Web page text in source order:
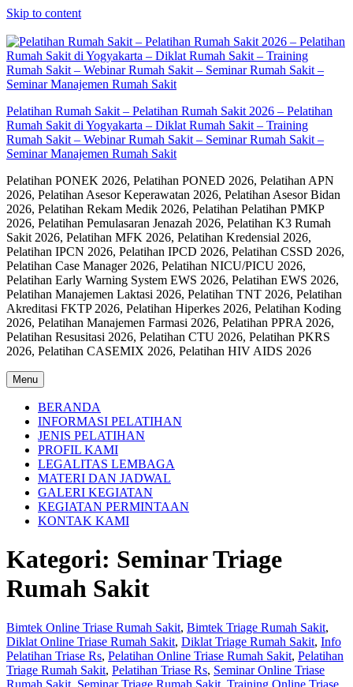
Skip to content
Pelatihan Rumah Sakit – Pelatihan Rumah Sakit 2026 – Pelatihan
Rumah Sakit di Yogyakarta – Diklat Rumah Sakit – Training
Rumah Sakit – Webinar Rumah Sakit – Seminar Rumah Sakit –
Seminar Manajemen Rumah Sakit
Pelatihan PONEK 2026, Pelatihan PONED 2026, Pelatihan APN
2026, Pelatihan Asesor Keperawatan 2026, Pelatihan Asesor Bidan
2026, Pelatihan Rekam Medik 2026, Pelatihan Pelatihan PMKP
2026, Pelatihan Pemulasaran Jenazah 2026, Pelatihan K3 Rumah
Sakit 2026, Pelatihan MFK 2026, Pelatihan Kredensial 2026,
Pelatihan IPCN 2026, Pelatihan IPCD 2026, Pelatihan CSSD 2026,
Pelatihan Case Manager 2026, Pelatihan NICU/PICU 2026,
Pelatihan Early Warning System EWS 2026, Pelatihan EWS 2026,
Pelatihan Manajemen Laktasi 2026, Pelatihan TNT 2026, Pelatihan
Akreditasi FKTP 2026, Pelatihan Hiperkes 2026, Pelatihan Koding
2026, Pelatihan Manajemen Farmasi 2026, Pelatihan PPRA 2026,
Pelatihan Resusitasi 2026, Pelatihan CTU 2026, Pelatihan PKRS
2026, Pelatihan CASEMIX 2026, Pelatihan HIV AIDS 2026
Menu
BERANDA
INFORMASI PELATIHAN
JENIS PELATIHAN
PROFIL KAMI
LEGALITAS LEMBAGA
MATERI DAN JADWAL
GALERI KEGIATAN
KEGIATAN PERMINTAAN
KONTAK KAMI
Kategori: Seminar Triage
Rumah Sakit
Bimtek Online Triase Rumah Sakit, Bimtek Triage Rumah Sakit,
Diklat Online Triase Rumah Sakit, Diklat Triage Rumah Sakit, Info
Pelatihan Triase Rs, Pelatihan Online Triase Rumah Sakit, Pelatihan
Triage Rumah Sakit, Pelatihan Triase Rs, Seminar Online Triase
Rumah Sakit, Seminar Triage Rumah Sakit, Training Online Triase